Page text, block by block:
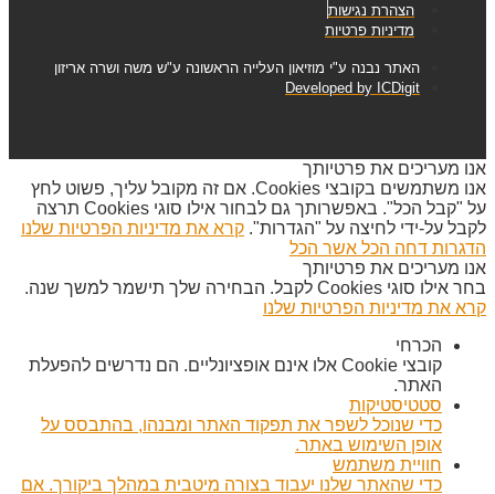
הצהרת נגישות
מדיניות פרטיות
האתר נבנה ע"י מוזיאון העלייה הראשונה ע"ש משה ושרה אריזון
Developed by ICDigit
אנו מעריכים את פרטיותך
אנו משתמשים בקובצי Cookies. אם זה מקובל עליך, פשוט לחץ
על "קבל הכל". באפשרותך גם לבחור אילו סוגי Cookies תרצה
לקבל על-ידי לחיצה על "הגדרות". קרא את מדיניות הפרטיות שלנו
הדגרות דחה הכל אשר הכל
אנו מעריכים את פרטיותך
בחר אילו סוגי Cookies לקבל. הבחירה שלך תישמר למשך שנה.
קרא את מדיניות הפרטיות שלנו
הכרחי
קובצי Cookie אלו אינם אופציונליים. הם נדרשים להפעלת
האתר.
סטטיסטיקות
כדי שנוכל לשפר את תפקוד האתר ומבנהו, בהתבסס על
אופן השימוש באתר.
חוויית משתמש
כדי שהאתר שלנו יעבוד בצורה מיטבית במהלך ביקורך. אם